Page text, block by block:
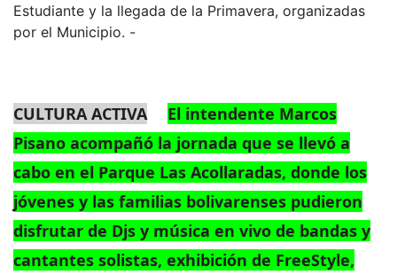
Estudiante y la llegada de la Primavera, organizadas
por el Municipio. -
CULTURA ACTIVA
El intendente Marcos
Pisano acompañó la jornada que se llevó a
cabo en el Parque Las Acollaradas, donde los
jóvenes y las familias bolivarenses pudieron
disfrutar de Djs y música en vivo de bandas y
cantantes solistas, exhibición de FreeStyle,